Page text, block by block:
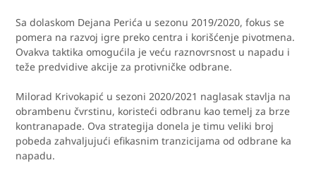
Sa dolaskom Dejana Perića u sezonu 2019/2020, fokus se
pomera na razvoj igre preko centra i korišćenje pivotmena.
Ovakva taktika omogućila je veću raznovrsnost u napadu i
teže predvidive akcije za protivničke odbrane.
Milorad Krivokapić u sezoni 2020/2021 naglasak stavlja na
obrambenu čvrstinu, koristeći odbranu kao temelj za brze
kontranapade. Ova strategija donela je timu veliki broj
pobeda zahvaljujući efikasnim tranzicijama od odbrane ka
napadu.